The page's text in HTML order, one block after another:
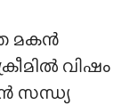
മകൻ
വിഷം
സന്ധ്യ